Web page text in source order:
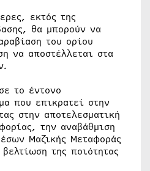
εκτός της
θα μπορούν να
του ορίου
να αποστέλλεται στα
το έντονο
που επικρατεί στην
στην αποτελεσματική
την αναβάθμιση
Μαζικής Μεταφοράς
της ποιότητας